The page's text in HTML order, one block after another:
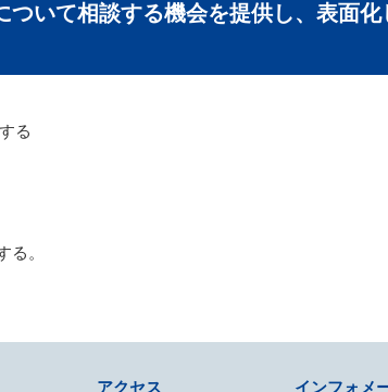
いて相談する機会を提供し、表面化
る
。
アクセス インフォメ